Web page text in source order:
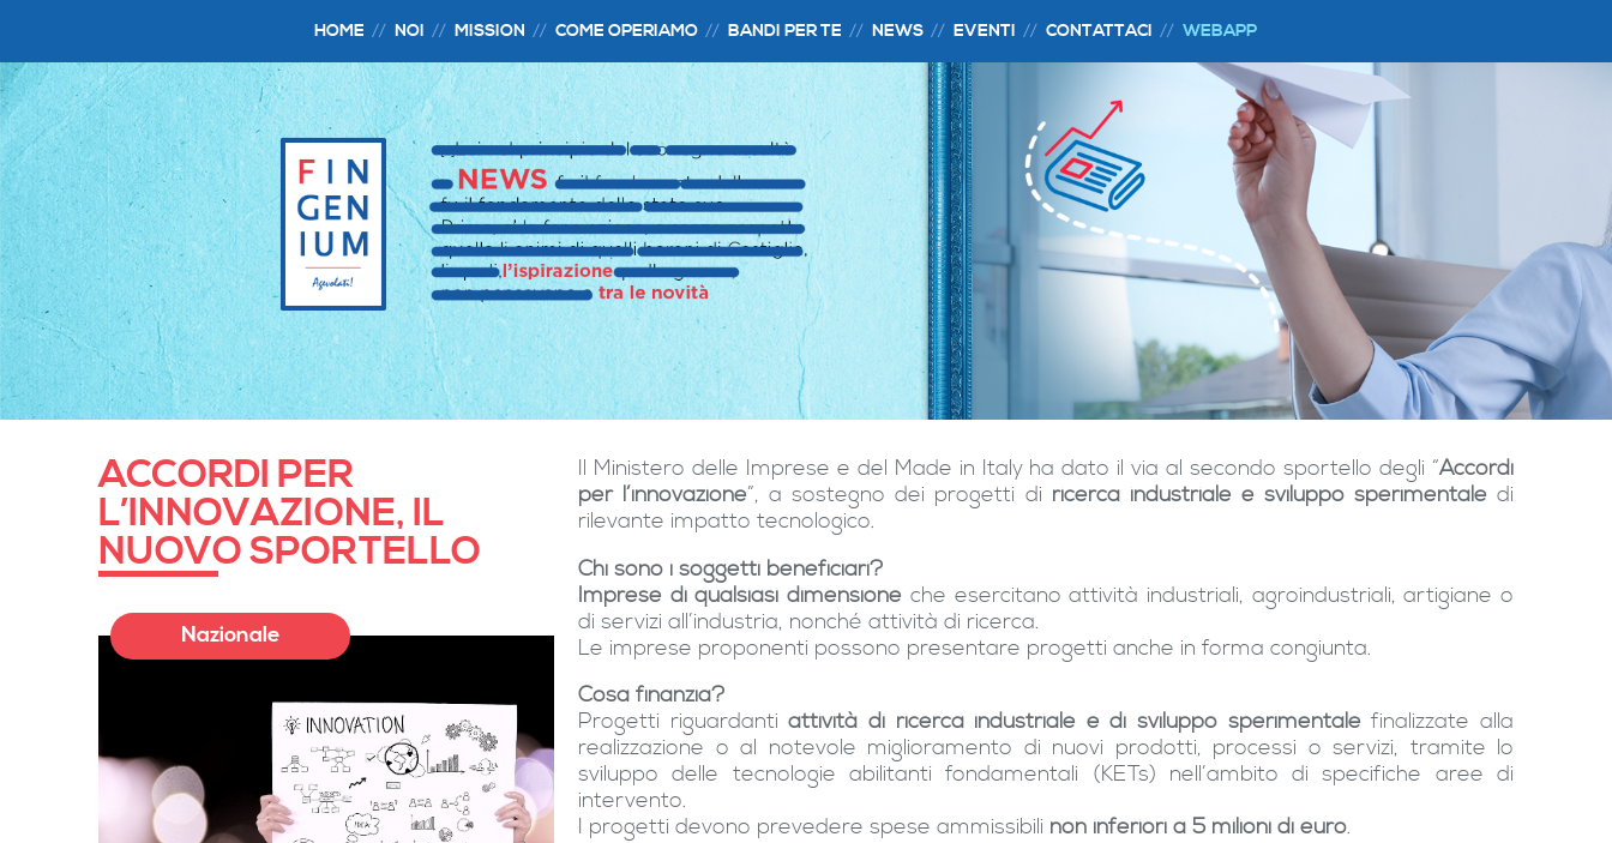
HOME NOI MISSION COME OPERIAMO BANDI PER TE NEWS EVENTI CONTATTACI WEBAPP
ACCORDI PER
L’INNOVAZIONE, IL
NUOVO SPORTELLO
Nazionale
Il Ministero delle Imprese e del Made in Italy ha dato il via al secondo sportello degli “Accordi
per l’innovazione”, a sostegno dei progetti di ricerca industriale e sviluppo sperimentale di
rilevante impatto tecnologico.
Chi sono i soggetti beneficiari?
Imprese di qualsiasi dimensione che esercitano attività industriali, agroindustriali, artigiane o
di servizi all’industria, nonché attività di ricerca.
Le imprese proponenti possono presentare progetti anche in forma congiunta.
Cosa finanzia?
Progetti riguardantiattività di ricerca industriale e di sviluppo sperimentale finalizzate alla
realizzazione o al notevole miglioramento di nuovi prodotti, processi o servizi, tramite lo
sviluppo delle tecnologie abilitanti fondamentali (KETs) nell’ambito di specifiche aree di
intervento.
I progetti devono prevedere spese ammissibili non inferiori a 5 milioni di euro.